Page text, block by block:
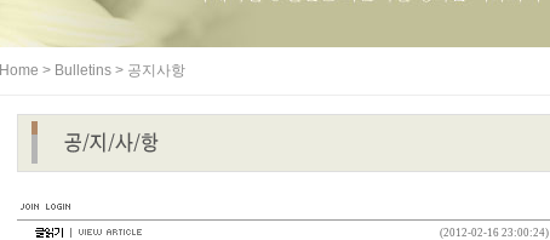
Home > Bulletins > 공지사항
(2012-02-16 23:00:24)